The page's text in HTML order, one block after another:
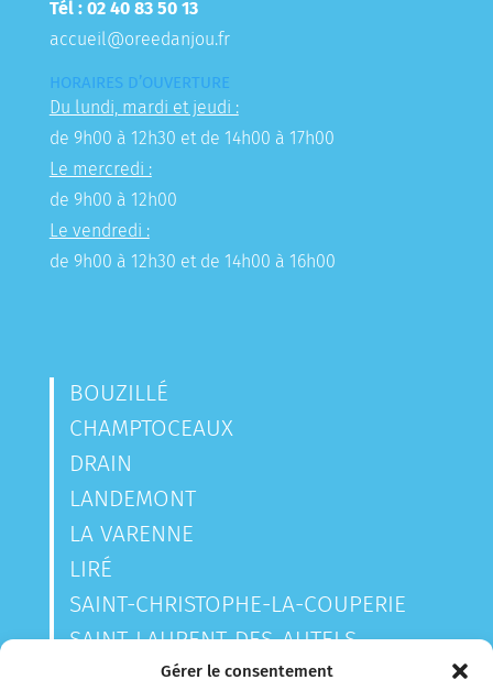
Gérer le consentement
Tél : 02 40 83 50 13
accueil@oreedanjou.fr
HORAIRES D’OUVERTURE
Du lundi, mardi et jeudi :
de 9h00 à 12h30 et de 14h00 à 17h00
Le mercredi :
de 9h00 à 12h00
Le vendredi :
de 9h00 à 12h30 et de 14h00 à 16h00
BOUZILLÉ
CHAMPTOCEAUX
DRAIN
LANDEMONT
LA VARENNE
LIRÉ
SAINT-CHRISTOPHE-LA-COUPERIE
SAINT-LAURENT-DES-AUTELS
SAINT-SAUVEUR-DE-LANDEMONT